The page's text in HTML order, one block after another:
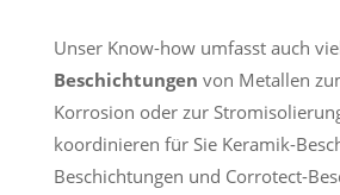
Unser Know-how umfasst auch
Beschichtungen von Metallen
Korrosion oder zur
koordinieren für Sie Keramik-
Beschichtungen und Corrotect-